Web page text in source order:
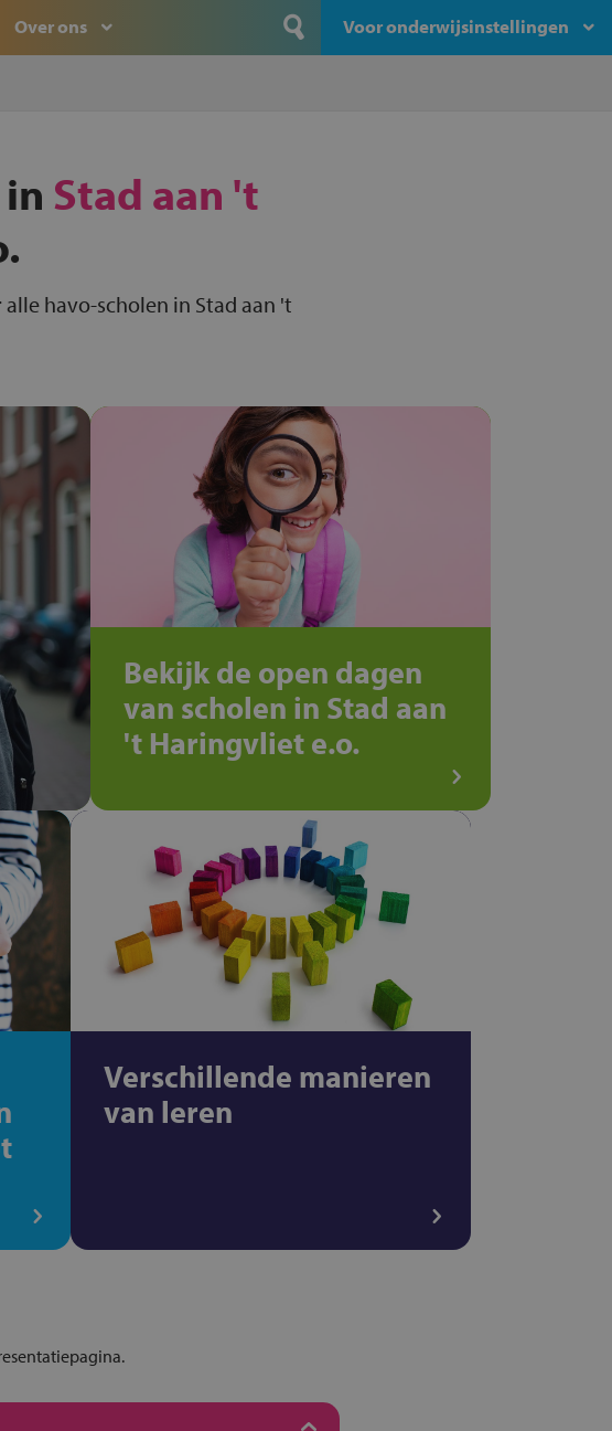
Over ons Voor onderwijsinstellingen
Stad aan 't
havo-scholen in Stad aan 't
Bekijk de open dagen
van scholen in Stad aan
't Haringvliet e.o.
Verschillende manieren
van leren